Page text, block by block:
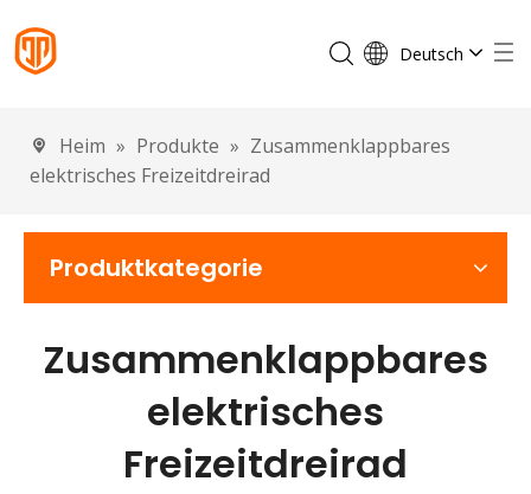
Deutsch
Español
Heim » Produkte » Zusammenklappbares
elektrisches Freizeitdreirad
Zusammenklappbares
elektrisches
Freizeitdreirad
Produktkategorie